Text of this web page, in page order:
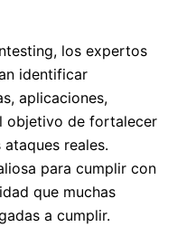
los expertos
identificar
aplicaciones,
objetivo de fortalecer
reales.
para cumplir con
que muchas
a cumplir.